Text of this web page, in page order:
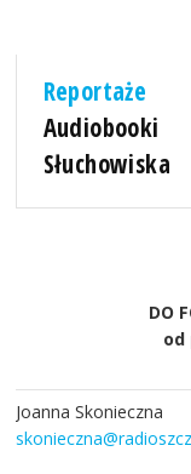
Reportaże
Audiobooki
Słuchowiska
DO
od
Joanna Skonieczna